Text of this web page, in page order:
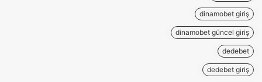
dinamobet giriş
dinamobet güncel giriş
dedebet
dedebet giriş